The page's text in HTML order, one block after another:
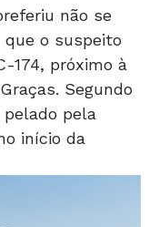
não se
que o suspeito
174, próximo à
Segundo
pela
início da